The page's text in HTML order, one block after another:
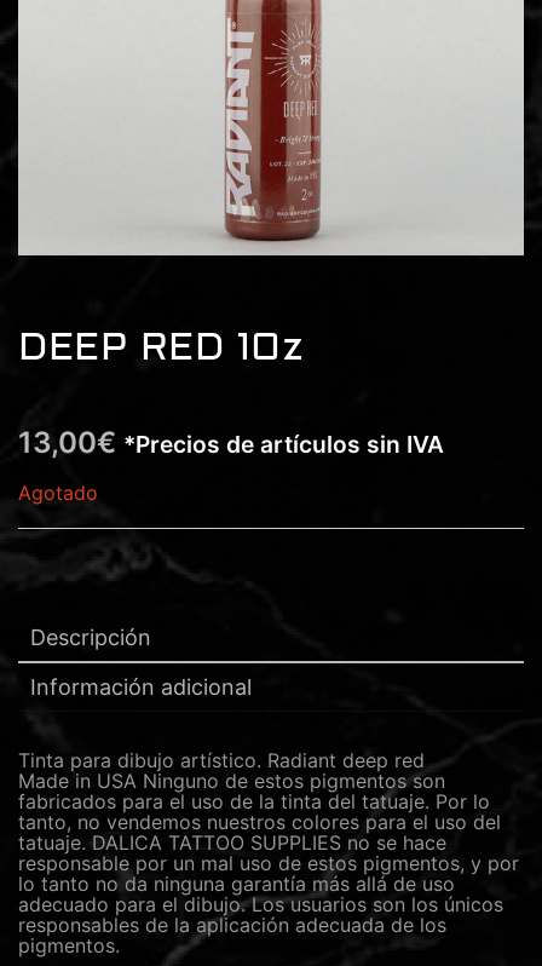
DEEP RED 1Oz
13,00€ *Precios de artículos sin IVA
Agotado
Descripción
Información adicional
Tinta para dibujo artístico. Radiant deep red
Made in USA Ninguno de estos pigmentos son
fabricados para el uso de la tinta del tatuaje. Por lo
tanto, no vendemos nuestros colores para el uso del
tatuaje. DALICA TATTOO SUPPLIES no se hace
responsable por un mal uso de estos pigmentos, y por
lo tanto no da ninguna garantía más allá de uso
adecuado para el dibujo. Los usuarios son los únicos
responsables de la aplicación adecuada de los
pigmentos.